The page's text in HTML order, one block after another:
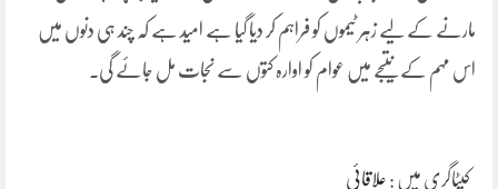
مارنے کے لیے زہر ٹیموں کو فراہم کر دیا گیا ہے امید ہے کہ چند ہی دنوں میں
اس مہم کے نتیجے میں عوام کو اوارہ کتوں سے نجات مل جائے گی۔
کیٹاگری میں : علاقائی